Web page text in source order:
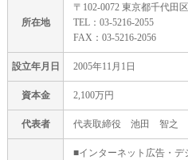
所在地
〒102-0072 東京都千代田
TEL：03-5216-2055
FAX：03-5216-2056
設立年月日 2005年11月1日
資本金 2,100万円
代表者 代表取締役 池田 智之
■インターネット広告・デ